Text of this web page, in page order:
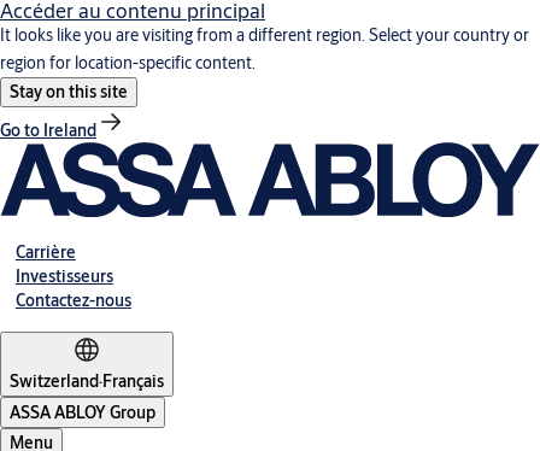
Accéder au contenu principal
It looks like you are visiting from a different region. Select your country or
region for location-specific content.
Stay on this site
Go to Ireland
Carrière
Investisseurs
Contactez-nous
Switzerland·Français
ASSA ABLOY Group
Menu